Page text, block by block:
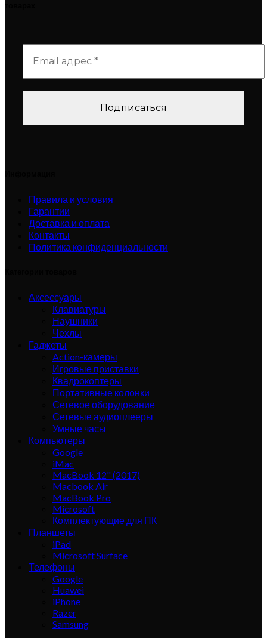
Правила и условия
Гарантии
Доставка и оплата
Контакты
Политика конфиденциальности
Аксессуары
Клавиатуры
Наушники
Чехлы
Гаджеты
Action-камеры
Игровые приставки
Квадрокоптеры
Портативные колонки
Сетевое оборудование
Сетевые аудиоплееры
Умные часы
Компьютеры
Google
iMac
MacBook 12" (2017)
Macbook Air
MacBook Pro
Microsoft
Комплектующие для ПК
Планшеты
iPad
Microsoft Surface
Телефоны
Google
Huawei
iPhone
Razer
Samsung